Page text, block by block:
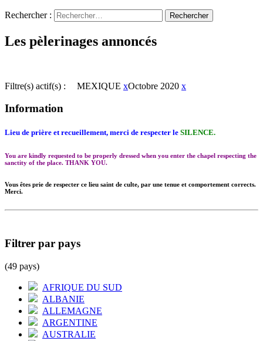
Rechercher :
Les pèlerinages annoncés
Filtre(s) actif(s) : MEXIQUE xOctobre 2020 x
Information
Lieu de prière et recueillement, merci de respecter le SILENCE.
You are kindly requested to be properly dressed when you enter the chapel respecting the
sanctity of the place. THANK YOU.
Vous êtes prie de respecter ce lieu saint de culte, par une tenue et comportement corrects.
Merci.
Filtrer par pays
(49 pays)
AFRIQUE DU SUD
ALBANIE
ALLEMAGNE
ARGENTINE
AUSTRALIE